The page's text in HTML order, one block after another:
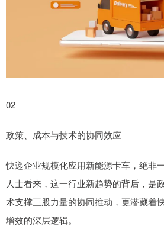
02
政策、成本与技术的协同效应
快递企业规模化应用新能源卡车，绝非
人士看来，这一行业新趋势的背后，是
术支撑三股力量的协同推动，更潜藏着
增效的深层逻辑。